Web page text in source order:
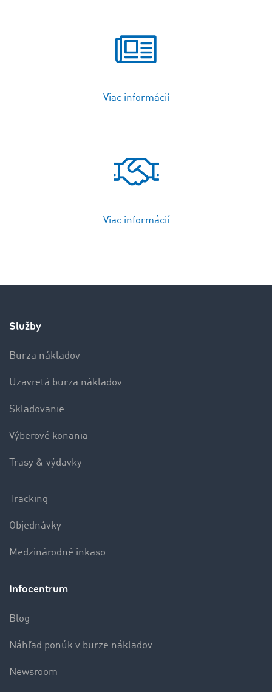
Viac informácií
Viac informácií
Služby
Burza nákladov
Uzavretá burza nákladov
Skladovanie
Výberové konania
Trasy & výdavky
Tracking
Objednávky
Medzinárodné inkaso
Infocentrum
Blog
Náhľad ponúk v burze nákladov
Newsroom